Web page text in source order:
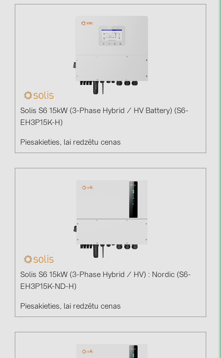
Solis S6 15kW (3-Phase Hybrid / HV Battery) (S6-
EH3P15K-H)
Piesakieties, lai redzētu cenas
Solis S6 15kW (3-Phase Hybrid / HV) : Nordic (S6-
EH3P15K-ND-H)
Piesakieties, lai redzētu cenas